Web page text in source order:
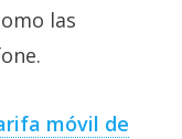
las
móvil de